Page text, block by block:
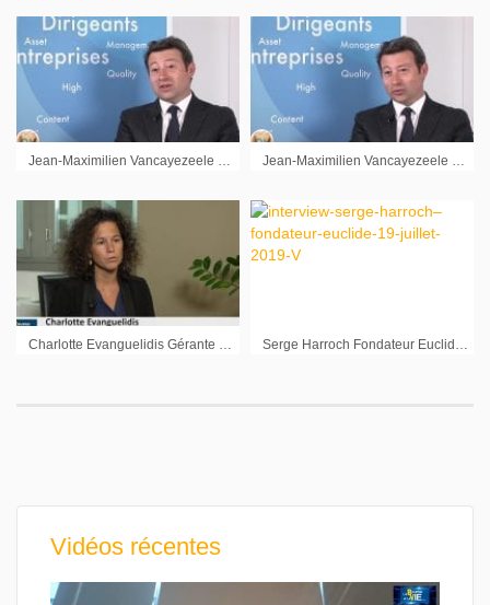
Jean-Maximilien Vancayezeele Directeur Général Groupe Crystal : « Un challenge en terme de produit et de réglementation » Jean-Maximilien Vancayezeele Directeur Général Groupe Crystal : « Être capable d’adapter son patrimoine à un retour en France »
Vidéos récentes